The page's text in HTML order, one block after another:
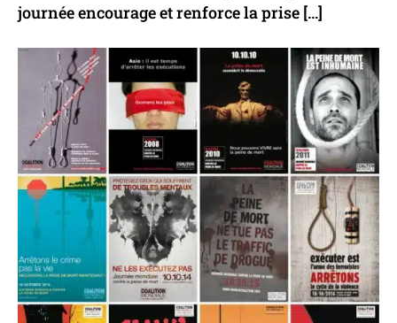
journée encourage et renforce la prise […]